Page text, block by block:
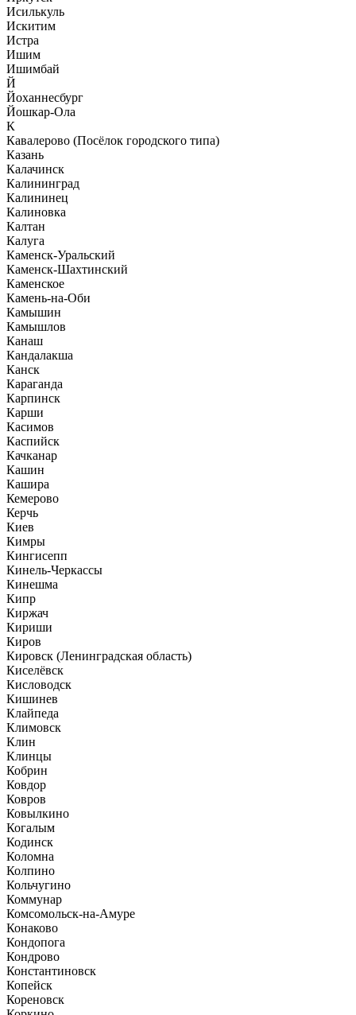
Исилькуль
Искитим
Истра
Ишим
Ишимбай
Й
Йоханнесбург
Йошкар-Ола
К
Кавалерово (Посёлок городского типа)
Казань
Калачинск
Калининград
Калининец
Калиновка
Калтан
Калуга
Каменск-Уральский
Каменск-Шахтинский
Каменское
Камень-на-Оби
Камышин
Камышлов
Канаш
Кандалакша
Канск
Караганда
Карпинск
Карши
Касимов
Каспийск
Качканар
Кашин
Кашира
Кемерово
Керчь
Киев
Кимры
Кингисепп
Кинель-Черкассы
Кинешма
Кипр
Киржач
Кириши
Киров
Кировск (Ленинградская область)
Киселёвск
Кисловодск
Кишинев
Клайпеда
Климовск
Клин
Клинцы
Кобрин
Ковдор
Ковров
Ковылкино
Когалым
Кодинск
Коломна
Колпино
Кольчугино
Коммунар
Комсомольск-на-Амуре
Конаково
Кондопога
Кондрово
Константиновск
Копейск
Кореновск